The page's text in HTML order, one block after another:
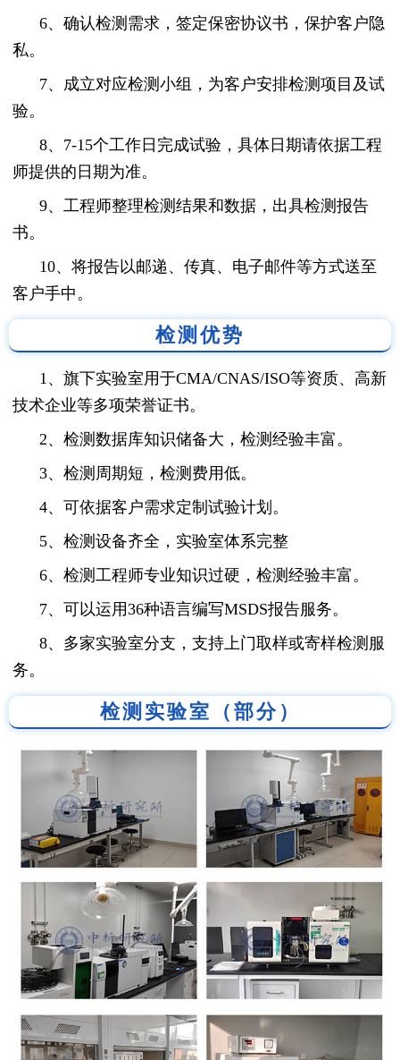
6、确认检测需求，签定保密协议书，保护客户隐
私。
7、成立对应检测小组，为客户安排检测项目及试
验。
8、7-15个工作日完成试验，具体日期请依据工程
师提供的日期为准。
9、工程师整理检测结果和数据，出具检测报告
书。
10、将报告以邮递、传真、电子邮件等方式送至
客户手中。
检测优势
1、旗下实验室用于CMA/CNAS/ISO等资质、高新
技术企业等多项荣誉证书。
2、检测数据库知识储备大，检测经验丰富。
3、检测周期短，检测费用低。
4、可依据客户需求定制试验计划。
5、检测设备齐全，实验室体系完整
6、检测工程师专业知识过硬，检测经验丰富。
7、可以运用36种语言编写MSDS报告服务。
8、多家实验室分支，支持上门取样或寄样检测服
务。
检测实验室（部分）